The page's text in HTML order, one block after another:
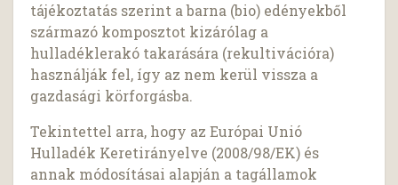
tájékoztatás szerint a barna (bio) edényekből
származó komposztot kizárólag a
hulladéklerakó takarására (rekultivációra)
használják fel, így az nem kerül vissza a
gazdasági körforgásba.
Tekintettel arra, hogy az Európai Unió
Hulladék Keretirányelve (2008/98/EK) és
annak módosításai alapján a tagállamok